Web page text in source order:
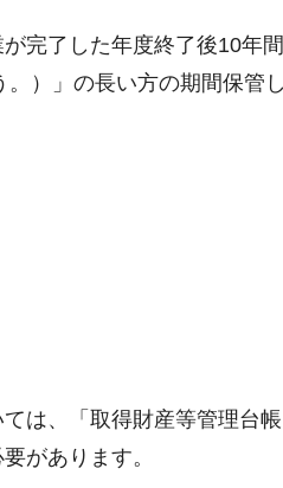
完了した年度終了後10年
）」の長い方の期間保管し
は、「取得財産等管理台
があります。